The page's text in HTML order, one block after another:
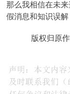
那么我相信在未
假消息和知识误解
版权归原